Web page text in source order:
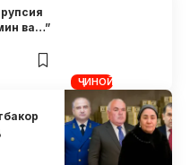
ҶИНОӢ
ва…”